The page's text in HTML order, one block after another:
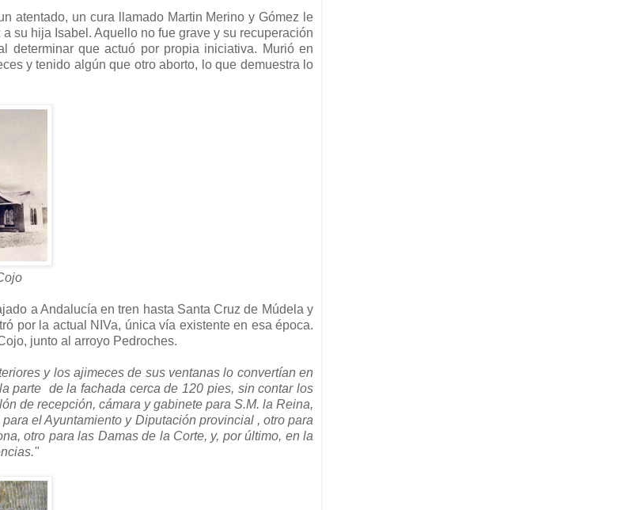
atentado, un cura llamado Martin Merino y Gómez le
su hija Isabel. Aquello no fue grave y su recuperación
determinar que actuó por propia iniciativa. Murió en
y tenido algún que otro aborto, lo que demuestra lo
a Andalucía en tren hasta Santa Cruz de Múdela y
por la actual NIVa, única vía existente en esa época.
junto al arroyo Pedroches.
y los ajimeces de sus ventanas lo convertían en
parte de la fachada cerca de 120 pies, sin contar los
de recepción, cámara y gabinete para S.M. la Reina,
el Ayuntamiento y Diputación provincial , otro para
otro para las Damas de la Corte, y, por último, en la